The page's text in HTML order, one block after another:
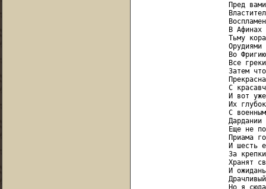
Пред
В Афинах
Тьму
Орудиями
Во
Все
Затем
С
И вот
Их
С
Дардании
Еще не
Приама
И шесть
За
Хранят
И